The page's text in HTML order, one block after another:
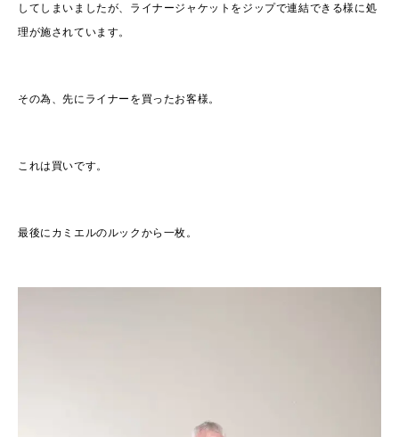
してしまいましたが、ライナージャケットをジップで連結できる様に処
理が施されています。
その為、先にライナーを買ったお客様。
これは買いです。
最後にカミエルのルックから一枚。